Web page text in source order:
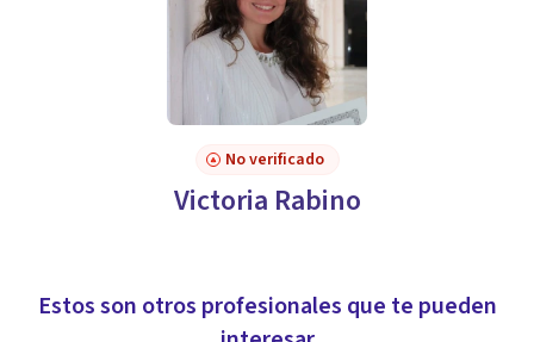
No verificado
Victoria Rabino
Estos son otros profesionales que te pueden